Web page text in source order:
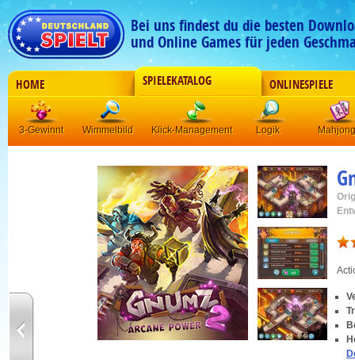
Bei uns findest du die besten
und Online Games für jeden
HOME SPIELEKATALOG ONLINESPIELE
3-Gewinnt Wimmelbild Klick-Management Logik Mahjong